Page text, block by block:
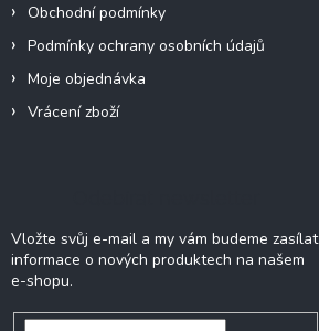
Obchodní podmínky
Podmínky ochrany osobních údajů
Moje objednávka
Vrácení zboží
Vložte svůj e-mail a my vám budeme zasílat
informace o nových produktech na našem
e-shopu.